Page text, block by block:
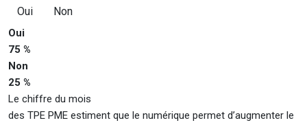
Oui Non
Oui
75 %
Non
25 %
Le chiffre du mois
des TPE PME estiment que le numérique permet d’augmenter le